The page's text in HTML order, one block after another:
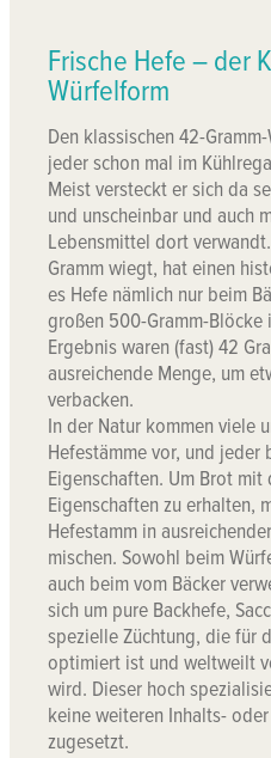
Frische Hefe – der
Würfelform
Den klassischen 42-
jeder schon mal im
Meist versteckt er sich da
und unscheinbar und auch
Lebensmittel dort
Gramm wiegt, hat einen
es Hefe nämlich nur beim
großen 500-Gramm-Blöcke
Ergebnis waren (fast) 42
ausreichende Menge, um
verbacken.
In der Natur kommen viele
Hefestämme vor, und
Eigenschaften. Um Brot mit
Eigenschaften zu erhalten,
Hefestamm in
mischen. Sowohl beim
auch beim vom Bäcker
sich um pure Backhefe,
spezielle Züchtung, die für
optimiert ist und weltweilt
wird. Dieser hoch
keine weiteren Inhalts-
zugesetzt.